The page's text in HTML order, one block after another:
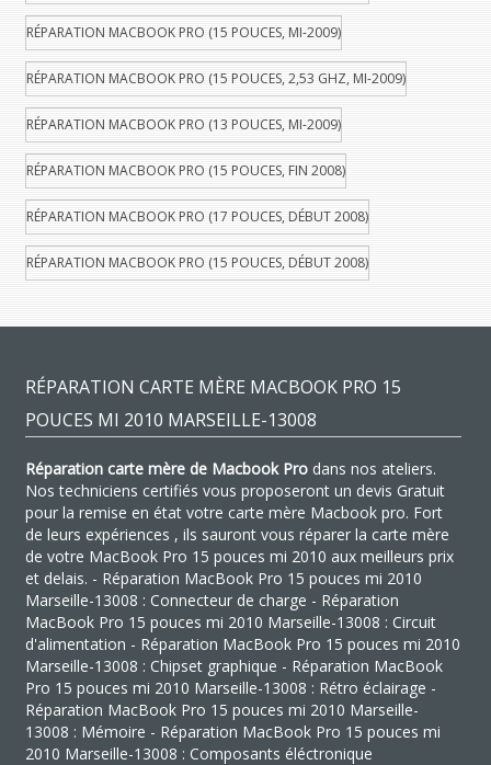
RÉPARATION MACBOOK PRO (15 POUCES, MI-2009)
RÉPARATION MACBOOK PRO (15 POUCES, 2,53 GHZ, MI-2009)
RÉPARATION MACBOOK PRO (13 POUCES, MI-2009)
RÉPARATION MACBOOK PRO (15 POUCES, FIN 2008)
RÉPARATION MACBOOK PRO (17 POUCES, DÉBUT 2008)
RÉPARATION MACBOOK PRO (15 POUCES, DÉBUT 2008)
RÉPARATION CARTE MÈRE MACBOOK PRO 15
POUCES MI 2010 MARSEILLE-13008
Réparation carte mère de Macbook Prodans nos ateliers.
Nos techniciens certifiés vous proposeront un devis Gratuit
pour la remise en état votre carte mère Macbook pro. Fort
de leurs expériences , ils sauront vous réparer la carte mère
de votre MacBook Pro 15 pouces mi 2010 aux meilleurs prix
et delais. - Réparation MacBook Pro 15 pouces mi 2010
Marseille-13008 : Connecteur de charge - Réparation
MacBook Pro 15 pouces mi 2010 Marseille-13008 : Circuit
d'alimentation - Réparation MacBook Pro 15 pouces mi 2010
Marseille-13008 : Chipset graphique - Réparation MacBook
Pro 15 pouces mi 2010 Marseille-13008 : Rétro éclairage -
Réparation MacBook Pro 15 pouces mi 2010 Marseille-
13008 : Mémoire - Réparation MacBook Pro 15 pouces mi
2010 Marseille-13008 : Composants éléctronique